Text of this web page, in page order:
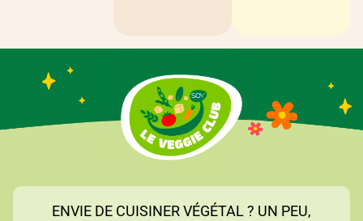
ENVIE DE CUISINER VÉGÉTAL ? UN PEU,